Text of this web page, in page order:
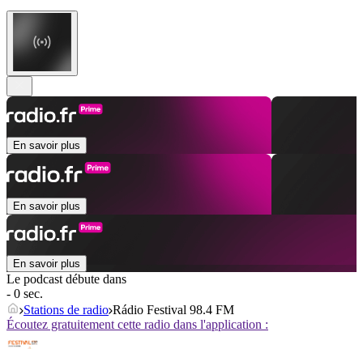
En savoir plus
En savoir plus
En savoir plus
Le podcast débute dans
- 0 sec.
Stations de radio Rádio Festival 98.4 FM
Écoutez gratuitement cette radio dans l'application :